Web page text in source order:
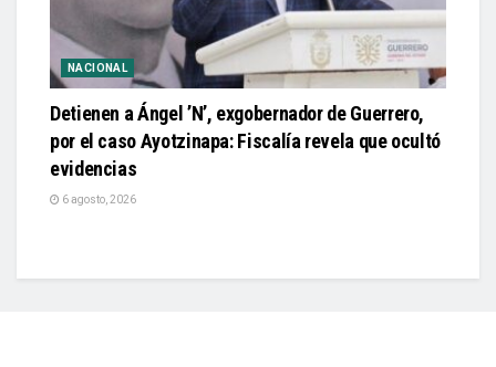
NACIONAL
Detienen a Ángel ’N’, exgobernador de Guerrero,
por el caso Ayotzinapa: Fiscalía revela que ocultó
evidencias
6 agosto, 2026